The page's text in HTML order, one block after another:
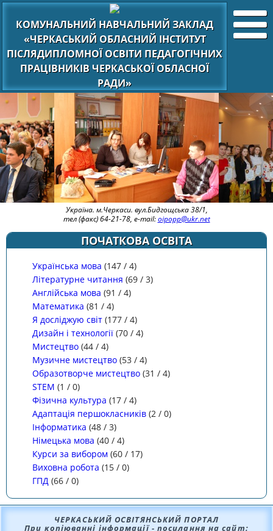
КОМУНАЛЬНИЙ НАВЧАЛЬНИЙ ЗАКЛАД
«ЧЕРКАСЬКИЙ ОБЛАСНИЙ ІНСТИТУТ
ПІСЛЯДИПЛОМНОЇ ОСВІТИ ПЕДАГОГІЧНИХ
ПРАЦІВНИКІВ ЧЕРКАСЬКОЇ ОБЛАСНОЇ
РАДИ»
Україна. м.Черкаси. вул.Бидгощська 38/1,
тел (факс) 64-21-78, e-mail:oipopp@ukr.net
ПОЧАТКОВА ОСВІТА
Українська мова (147 / 4)
Літературне читання (69 / 3)
Англійська мова (91 / 4)
Математика (81 / 4)
Я досліджую світ (177 / 4)
Дизайн і технології (70 / 4)
Мистецтво (44 / 4)
Музичне мистецтво (53 / 4)
Образотворче мистецтво (31 / 4)
STEM (1 / 0)
Фізична культура (17 / 4)
Адаптація першокласників (2 / 0)
Інформатика (48 / 3)
Німецька мова (40 / 4)
Курси за вибором (60 / 17)
Виховна робота (15 / 0)
ГПД (66 / 0)
ЧЕРКАСЬКИЙ ОСВІТЯНСЬКИЙ ПОРТАЛ
При копіюванні інформації - посилання на сайт: